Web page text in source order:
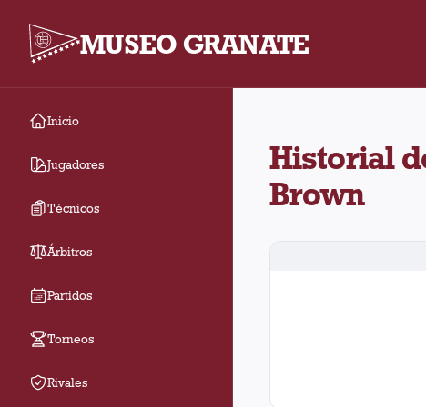
MUSEO GRANATE
Inicio
Jugadores
Técnicos
Árbitros
Partidos
Torneos
Rivales
Historial
Brown